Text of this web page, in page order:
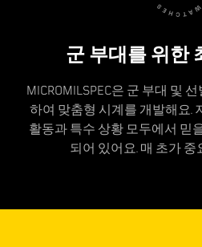
군 부대를 위한
MICROMILSPEC은 군 부대 및
하여 맞춤형 시계를 개발해요.
활동과 특수 상황 모두에서 믿
되어 있어요. 매 초가 중